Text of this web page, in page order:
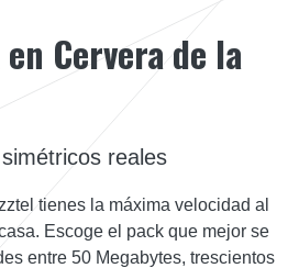
Cervera de la
reales
tienes la máxima velocidad al
Escoge el pack que mejor se
entre 50 Megabytes, trescientos